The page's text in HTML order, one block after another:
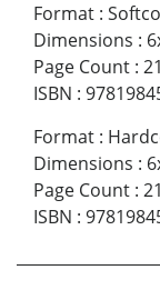
Format :
Dimensions :
Page Count :
ISBN :
Format :
Dimensions :
Page Count :
ISBN :